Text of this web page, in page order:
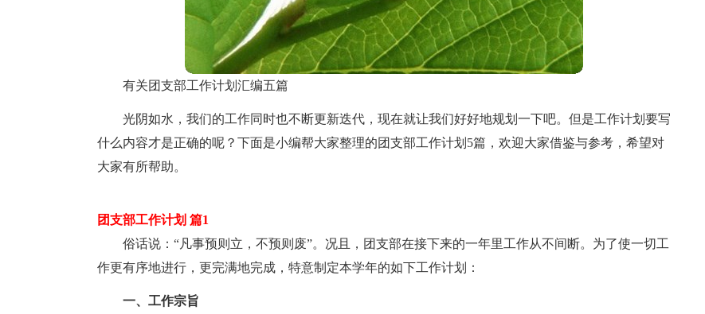
有关团支部工作计划汇编五篇
光阴如水，我们的工作同时也不断更新迭代，现在就让我们好好地规划一下吧。但是工作计划要写
什么内容才是正确的呢？下面是小编帮大家整理的团支部工作计划5篇，欢迎大家借鉴与参考，希望对
大家有所帮助。
团支部工作计划 篇1
俗话说：“凡事预则立，不预则废”。况且，团支部在接下来的一年里工作从不间断。为了使一切工
作更有序地进行，更完满地完成，特意制定本学年的如下工作计划：
一、工作宗旨